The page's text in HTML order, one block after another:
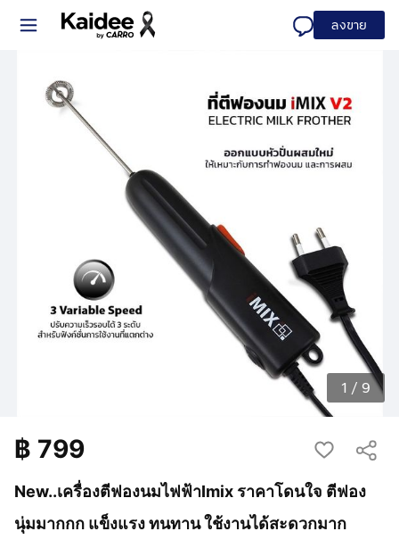
ลงขาย
1 / 9
New..เครื่องตีฟองนมไฟฟ้าImix ราคาโดนใจ ตีฟอง
นุ่มมากกก แข็งแรง ทนทาน ใช้งานได้สะดวกมาก
฿ 799